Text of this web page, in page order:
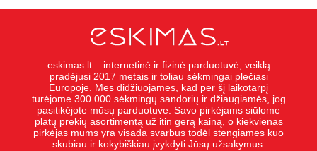
eskimas.lt – internetinė ir fizinė parduotuvė, veiklą
pradėjusi 2017 metais ir toliau sėkmingai plečiasi
Europoje. Mes didžiuojames, kad per šį laikotarpį
turėjome 300 000 sėkmingų sandorių ir džiaugiamės, jog
pasitikėjote mūsų parduotuve. Savo pirkėjams siūlome
platų prekių asortimentą už itin gerą kainą, o kiekvienas
pirkėjas mums yra visada svarbus todėl stengiames kuo
skubiau ir kokybiškiau įvykdyti Jūsų užsakymus.